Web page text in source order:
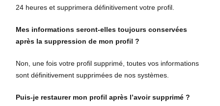
24 heures et supprimera définitivement votre profil.
Mes informations seront-elles toujours conservées
après la suppression de mon profil ?
Non, une fois votre profil supprimé, toutes vos informations
sont définitivement supprimées de nos systèmes.
Puis-je restaurer mon profil après l’avoir supprimé ?